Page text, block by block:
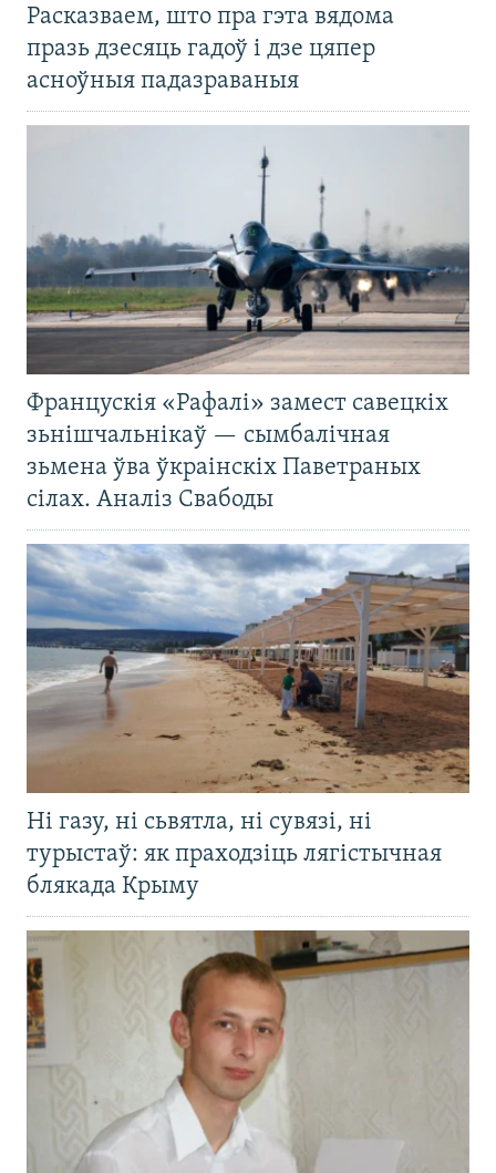
Расказваем, што пра гэта вядома
празь дзесяць гадоў і дзе цяпер
асноўныя падазраваныя
Францускія «Рафалі» замест савецкіх
зьнішчальнікаў — сымбалічная
зьмена ўва ўкраінскіх Паветраных
сілах. Аналіз Свабоды
Ні газу, ні сьвятла, ні сувязі, ні
турыстаў: як праходзіць лягістычная
блякада Крыму